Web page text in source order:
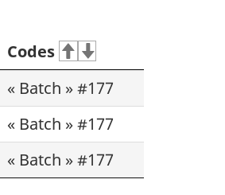
Codes
« Batch » #177
« Batch » #177
« Batch » #177